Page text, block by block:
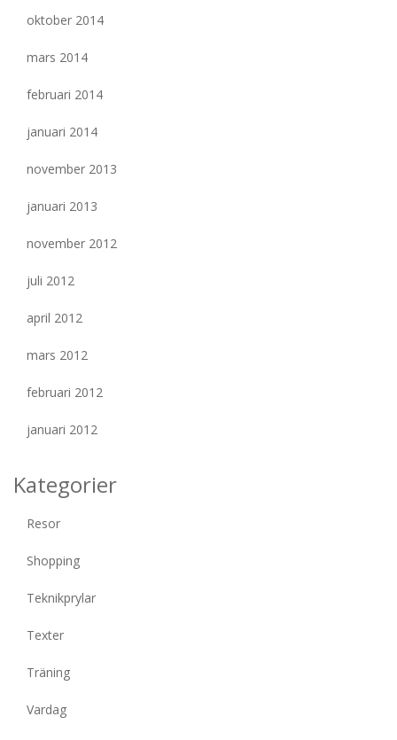
oktober 2014
mars 2014
februari 2014
januari 2014
november 2013
januari 2013
november 2012
juli 2012
april 2012
mars 2012
februari 2012
januari 2012
Kategorier
Resor
Shopping
Teknikprylar
Texter
Träning
Vardag